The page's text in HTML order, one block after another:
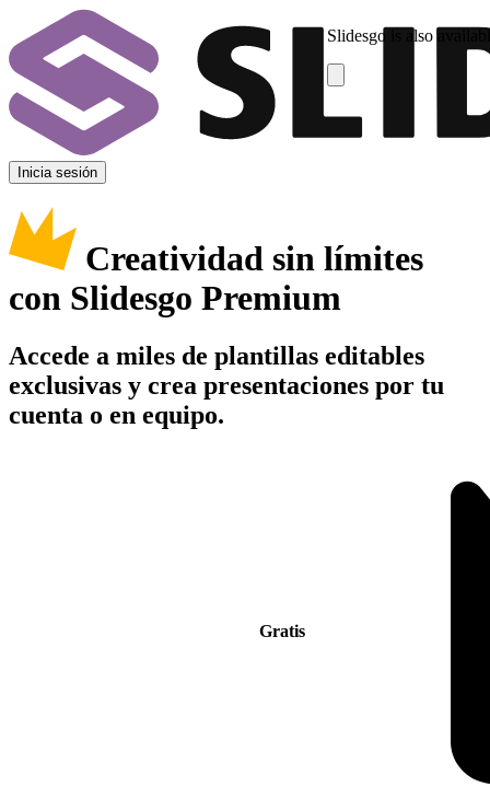
Slidesgo is also
Inicia sesión
Creatividad sin límites
con Slidesgo Premium
Accede a miles de plantillas editables
exclusivas y crea presentaciones por tu
cuenta o en equipo.
Gratis